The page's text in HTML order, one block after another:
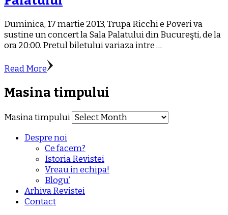
Duminica, 17 martie 2013, Trupa Ricchi e Poveri va
sustine un concert la Sala Palatului din Bucureşti, de la
ora 20:00. Pretul biletului variaza intre …
Read More
Masina timpului
Masina timpului
Despre noi
Ce facem?
Istoria Revistei
Vreau in echipa!
Blogu’
Arhiva Revistei
Contact